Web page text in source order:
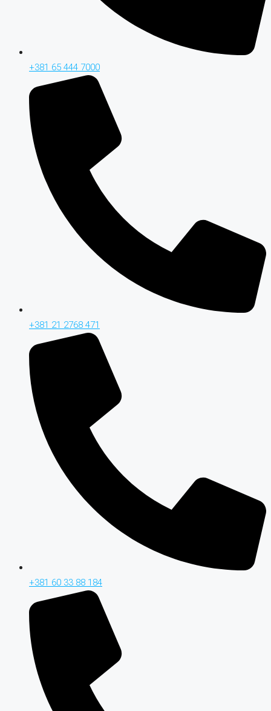
+381 65 444 7000
+381 21 2768 471
+381 60 33 88 184